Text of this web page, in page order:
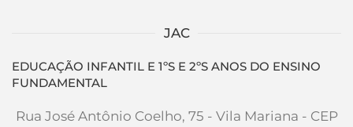
JAC
EDUCAÇÃO INFANTIL E 1ºS E 2ºS ANOS DO ENSINO
FUNDAMENTAL
Rua José Antônio Coelho, 75 - Vila Mariana - CEP